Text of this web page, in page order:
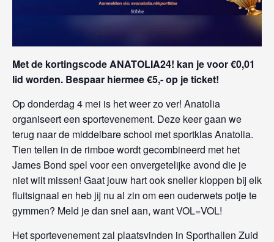
Met de kortingscode ANATOLIA24! kan je voor €0,01
lid worden. Bespaar hiermee €5,- op je ticket!
Op donderdag 4 mei is het weer zo ver! Anatolia
organiseert een sportevenement. Deze keer gaan we
terug naar de middelbare school met sportklas Anatolia.
Tien tellen in de rimboe wordt gecombineerd met het
James Bond spel voor een onvergetelijke avond die je
niet wilt missen! Gaat jouw hart ook sneller kloppen bij elk
fluitsignaal en heb jij nu al zin om een ouderwets potje te
gymmen? Meld je dan snel aan, want VOL=VOL!
Het sportevenement zal plaatsvinden in Sporthallen Zuid